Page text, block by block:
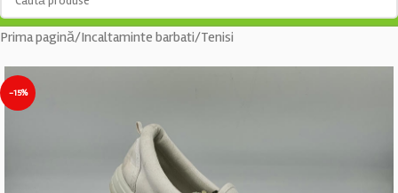
Prima pagină/Incaltaminte barbati/Tenisi
-15%